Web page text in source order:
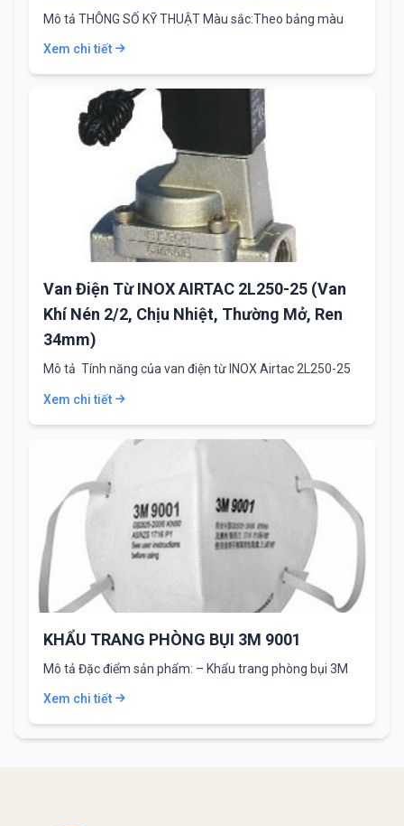
Mô tả THÔNG SỐ KỸ THUẬT Màu sắc:Theo bảng màu
Xem chi tiết
Van Điện Từ INOX AIRTAC 2L250-25 (Van
Khí Nén 2/2, Chịu Nhiệt, Thường Mở, Ren
34mm)
Mô tả Tính năng của van điện từ INOX Airtac 2L250-25
Xem chi tiết
KHẨU TRANG PHÒNG BỤI 3M 9001
Mô tả Đặc điểm sản phẩm: – Khẩu trang phòng bụi 3M
Xem chi tiết